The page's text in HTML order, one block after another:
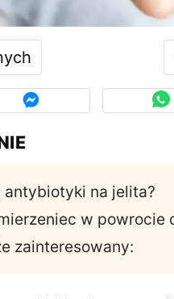
antybiotyki na jelita?
w powrocie
zainteresowany: